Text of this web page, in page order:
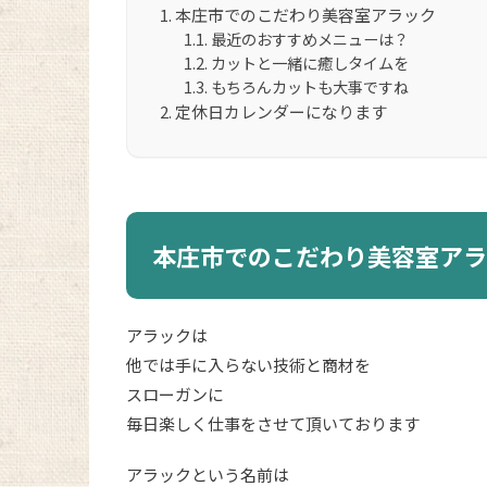
本庄市でのこだわり美容室アラック
最近のおすすめメニューは？
カットと一緒に癒しタイムを
もちろんカットも大事ですね
定休日カレンダーになります
本庄市でのこだわり美容室ア
アラックは
他では手に入らない技術と商材を
スローガンに
毎日楽しく仕事をさせて頂いております
アラックという名前は